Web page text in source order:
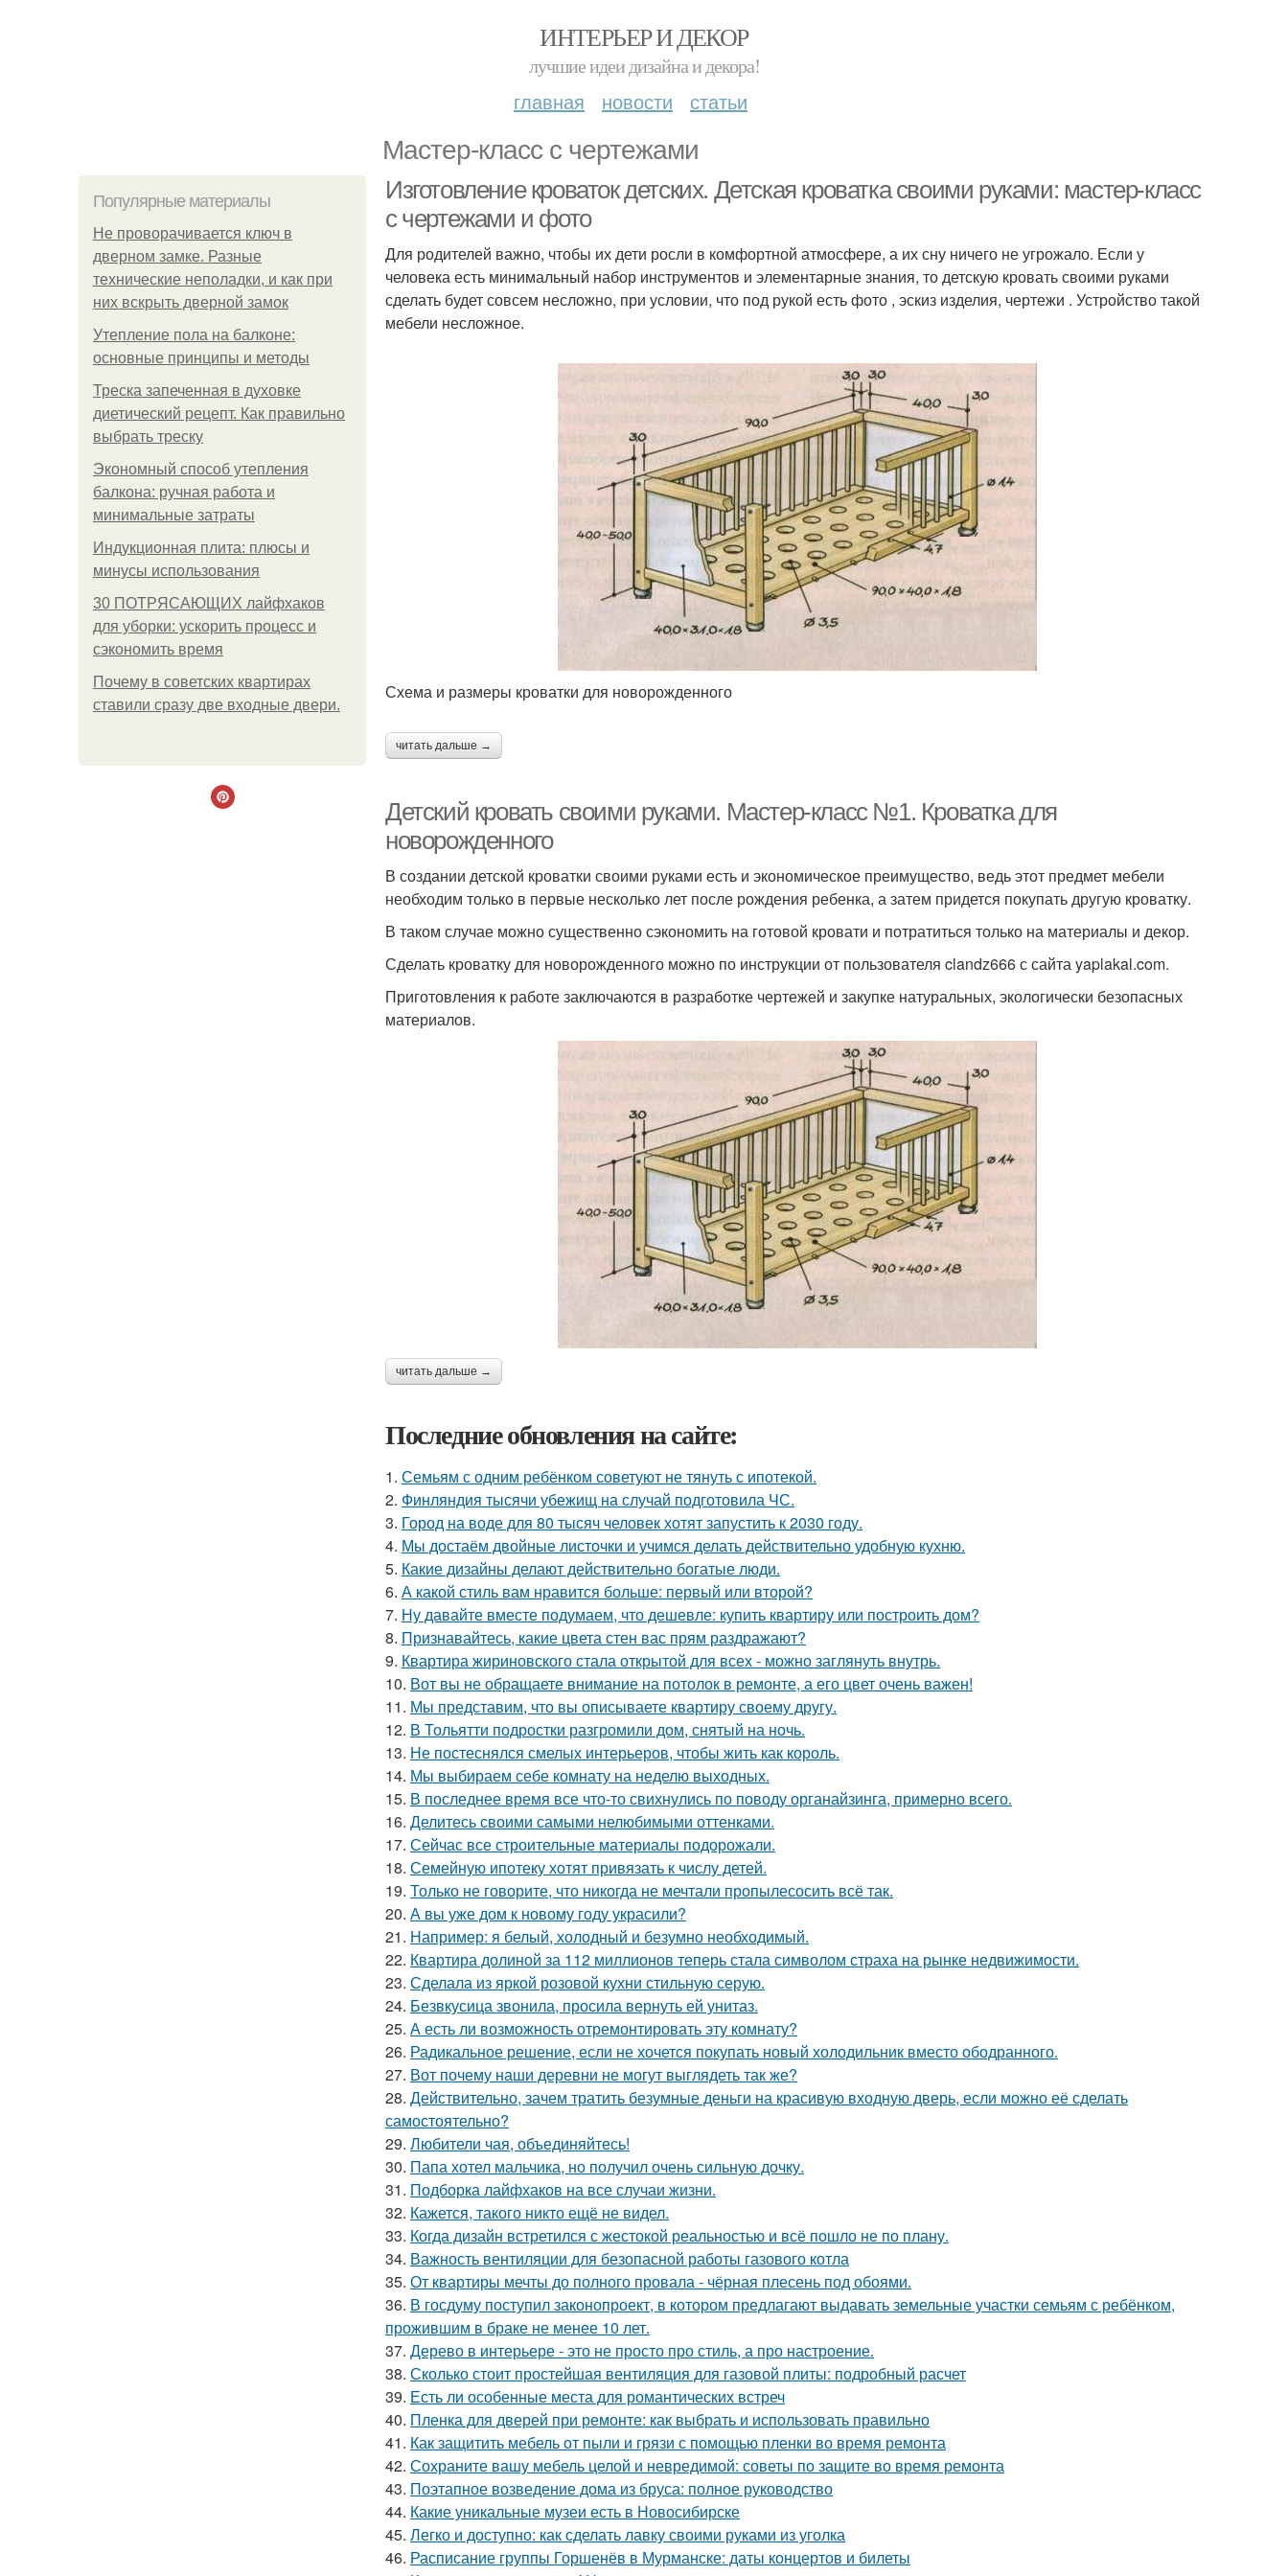
ИНТЕРЬЕР И ДЕКОР
лучшие идеи дизайна и декора!
главная новости статьи
Мастер-класс с чертежами
Популярные материалы
Не проворачивается ключ в
дверном замке. Разные
технические неполадки, и как при
них вскрыть дверной замок
Утепление пола на балконе:
основные принципы и методы
Треска запеченная в духовке
диетический рецепт. Как правильно
выбрать треску
Экономный способ утепления
балкона: ручная работа и
минимальные затраты
Индукционная плита: плюсы и
минусы использования
30 ПОТРЯСАЮЩИХ лайфхаков
для уборки: ускорить процесс и
сэкономить время
Почему в советских квартирах
ставили сразу две входные двери.
Изготовление кроваток детских. Детская кроватка своими руками: мастер-класс
с чертежами и фото
Для родителей важно, чтобы их дети росли в комфортной атмосфере, а их сну ничего не угрожало. Если у
человека есть минимальный набор инструментов и элементарные знания, то детскую кровать своими руками
сделать будет совсем несложно, при условии, что под рукой есть фото , эскиз изделия, чертежи . Устройство такой
мебели несложное.
Схема и размеры кроватки для новорожденного
читать дальше →
Детский кровать своими руками. Мастер-класс №1. Кроватка для
новорожденного
В создании детской кроватки своими руками есть и экономическое преимущество, ведь этот предмет мебели
необходим только в первые несколько лет после рождения ребенка, а затем придется покупать другую кроватку.
В таком случае можно существенно сэкономить на готовой кровати и потратиться только на материалы и декор.
Сделать кроватку для новорожденного можно по инструкции от пользователя clandz666 с сайта yaplakal.com.
Приготовления к работе заключаются в разработке чертежей и закупке натуральных, экологически безопасных
материалов.
читать дальше →
Последние обновления на сайте:
1. Семьям с одним ребёнком советуют не тянуть с ипотекой.
2. Финляндия тысячи убежищ на случай подготовила ЧС.
3. Город на воде для 80 тысяч человек хотят запустить к 2030 году.
4. Мы достаём двойные листочки и учимся делать действительно удобную кухню.
5. Какие дизайны делают действительно богатые люди.
6. А какой стиль вам нравится больше: первый или второй?
7. Ну давайте вместе подумаем, что дешевле: купить квартиру или построить дом?
8. Признавайтесь, какие цвета стен вас прям раздражают?
9. Квартира жириновского стала открытой для всех - можно заглянуть внутрь.
10. Вот вы не обращаете внимание на потолок в ремонте, а его цвет очень важен!
11. Мы представим, что вы описываете квартиру своему другу.
12. В Тольятти подростки разгромили дом, снятый на ночь.
13. Не постеснялся смелых интерьеров, чтобы жить как король.
14. Мы выбираем себе комнату на неделю выходных.
15. В последнее время все что-то свихнулись по поводу органайзинга, примерно всего.
16. Делитесь своими самыми нелюбимыми оттенками.
17. Сейчас все строительные материалы подорожали.
18. Семейную ипотеку хотят привязать к числу детей.
19. Только не говорите, что никогда не мечтали пропылесосить всё так.
20. А вы уже дом к новому году украсили?
21. Например: я белый, холодный и безумно необходимый.
22. Квартира долиной за 112 миллионов теперь стала символом страха на рынке недвижимости.
23. Сделала из яркой розовой кухни стильную серую.
24. Безвкусица звонила, просила вернуть ей унитаз.
25. А есть ли возможность отремонтировать эту комнату?
26. Радикальное решение, если не хочется покупать новый холодильник вместо ободранного.
27. Вот почему наши деревни не могут выглядеть так же?
28. Действительно, зачем тратить безумные деньги на красивую входную дверь, если можно её сделать
самостоятельно?
29. Любители чая, объединяйтесь!
30. Папа хотел мальчика, но получил очень сильную дочку.
31. Подборка лайфхаков на все случаи жизни.
32. Кажется, такого никто ещё не видел.
33. Когда дизайн встретился с жестокой реальностью и всё пошло не по плану.
34. Важность вентиляции для безопасной работы газового котла
35. От квартиры мечты до полного провала - чёрная плесень под обоями.
36. В госдуму поступил законопроект, в котором предлагают выдавать земельные участки семьям с ребёнком,
прожившим в браке не менее 10 лет.
37. Дерево в интерьере - это не просто про стиль, а про настроение.
38. Сколько стоит простейшая вентиляция для газовой плиты: подробный расчет
39. Есть ли особенные места для романтических встреч
40. Пленка для дверей при ремонте: как выбрать и использовать правильно
41. Как защитить мебель от пыли и грязи с помощью пленки во время ремонта
42. Сохраните вашу мебель целой и невредимой: советы по защите во время ремонта
43. Поэтапное возведение дома из бруса: полное руководство
44. Какие уникальные музеи есть в Новосибирске
45. Легко и доступно: как сделать лавку своими руками из уголка
46. Расписание группы Горшенёв в Мурманске: даты концертов и билеты